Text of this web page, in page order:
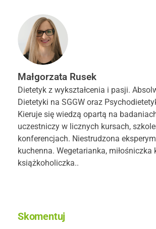
Małgorzata Rusek
Dietetyk z wykształcenia i pasji.
Dietetyki na SGGW oraz
Kieruje się wiedzą opartą na
uczestniczy w licznych kursach,
konferencjach. Niestrudzona
kuchenna. Wegetarianka, miłośniczka
książkoholiczka..
Skomentuj